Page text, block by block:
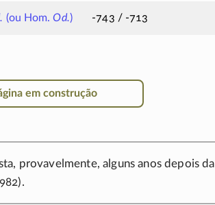
(ou Hom.Od.) -743 / -713
em construção
provavelmente, alguns anos depois da